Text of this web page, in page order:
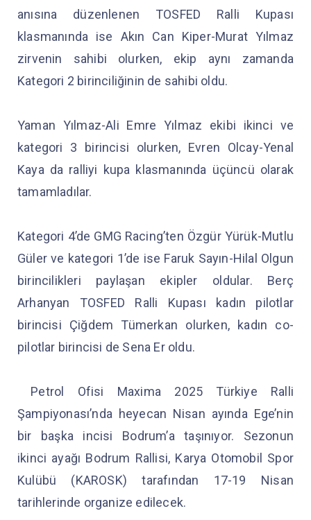
anısına düzenlenen TOSFED Ralli Kupası
klasmanında ise Akın Can Kiper-Murat Yılmaz
zirvenin sahibi olurken, ekip aynı zamanda
Kategori 2 birinciliğinin de sahibi oldu.
Yaman Yılmaz-Ali Emre Yılmaz ekibi ikinci ve
kategori 3 birincisi olurken, Evren Olcay-Yenal
Kaya da ralliyi kupa klasmanında üçüncü olarak
tamamladılar.
Kategori 4’de GMG Racing’ten Özgür Yürük-Mutlu
Güler ve kategori 1’de ise Faruk Sayın-Hilal Olgun
birincilikleri paylaşan ekipler oldular. Berç
Arhanyan TOSFED Ralli Kupası kadın pilotlar
birincisi Çiğdem Tümerkan olurken, kadın co-
pilotlar birincisi de Sena Er oldu.
Petrol Ofisi Maxima 2025 Türkiye Ralli
Şampiyonası’nda heyecan Nisan ayında Ege’nin
bir başka incisi Bodrum’a taşınıyor. Sezonun
ikinci ayağı Bodrum Rallisi, Karya Otomobil Spor
Kulübü (KAROSK) tarafından 17-19 Nisan
tarihlerinde organize edilecek.